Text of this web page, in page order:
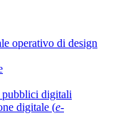
operativo di design
pubblici digitali
digitale (e-